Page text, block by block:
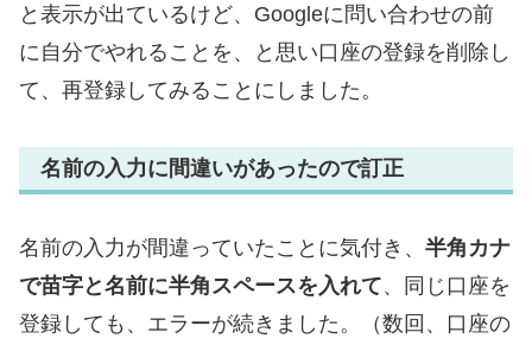
と表示が出ているけど、Googleに問い合わせの前
に自分でやれることを、と思い口座の登録を削除し
て、再登録してみることにしました。
名前の入力に間違いがあったので訂正
名前の入力が間違っていたことに気付き、 半角カナ
で苗字と名前に半角スペースを入れて、同じ口座を
登録しても、エラーが続きました。（数回、口座の